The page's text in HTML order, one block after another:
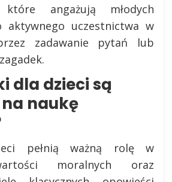
które angażują młodych
aktywnego uczestnictwa w
zadawanie pytań lub
dla dzieci są
naukę
pełnią ważną rolę w
moralnych oraz